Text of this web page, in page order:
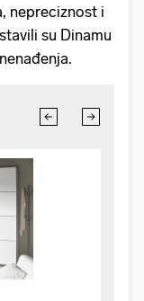
nepreciznost i
su Dinamu